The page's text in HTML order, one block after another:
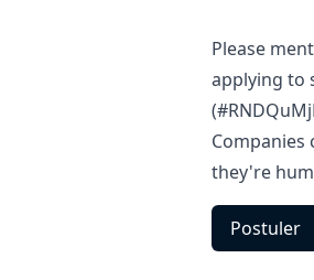
Please
applying to
Companies
they're
Postuler